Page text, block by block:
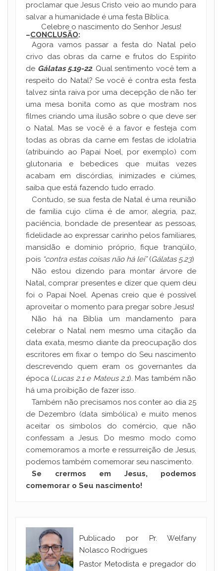
proclamar que Jesus Cristo veio ao mundo para
salvar a humanidade é uma festa Bíblica.
Celebre o nascimento do Senhor Jesus!
–CONCLUSÃO:
Agora vamos passar a festa do Natal pelo
crivo das obras da carne e frutos do Espírito
de Gálatas 5.19-22. Qual sentimento você tem a
respeito do Natal? Se você é contra esta festa
talvez sinta raiva por uma decepção de não ter
uma mesa bonita como as que mostram nos
filmes criando uma ilusão sobre o que deve ser
o Natal. Mas se você é a favor e festeja com
todas as obras da carne em festas de idolatria
(atribuindo ao Papai Noel, por exemplo) com
glutonaria e bebedices que muitas vezes
acabam em discórdias, inimizades e ciúmes,
saiba que está fazendo tudo errado.
Contudo, se sua festa de Natal é uma reunião
de família cujo clima é de amor, alegria, paz,
paciência, bondade de presentear as pessoas,
fidelidade ao expressar carinho pelos familiares,
mansidão e domínio próprio, fique tranqüilo,
pois “contra estas coisas não há lei”(Gálatas 5.23)
Não estou dizendo para montar árvore de
Natal, comprar presentes e dizer que quem deu
foi o Papai Noel. Apenas creio que é possível
aproveitar o momento para pregar sobre Jesus!
Não há na Bíblia um mandamento para
celebrar o Natal nem mesmo uma citação da
data exata, mesmo diante da preocupação dos
escritores em fixar o tempo do Seu nascimento
descrevendo quem eram os governantes da
época (Lucas 2.1 e Mateus 2.1). Mas também não
há uma proibição de fazer isso.
Também não precisamos nos conter ao dia 25
de Dezembro (data simbólica) e muito menos
aceitar os símbolos do comércio, que não
confessam a Jesus. Do mesmo modo como
comemoramos a morte e ressurreição de Jesus,
podemos também comemorar seu nascimento.
Se crermos em Jesus, podemos
comemorar o Seu nascimento!
Publicado por Pr. Welfany
Nolasco Rodrigues
Pastor Metodista e pregador do